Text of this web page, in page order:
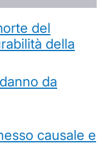
del
della
da
causale e